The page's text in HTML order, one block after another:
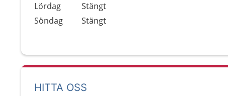
Lördag
Stängt
Söndag
Stängt
HITTA OSS